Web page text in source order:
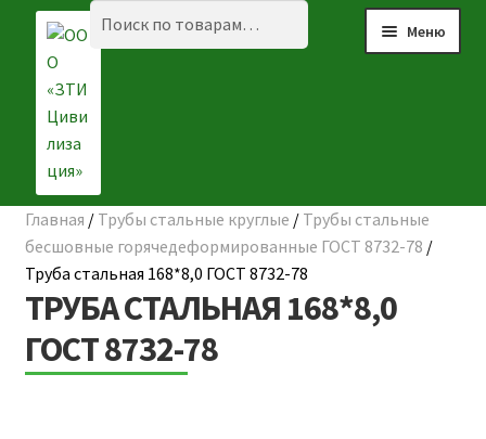
Перейти
навигации
Перейти
содержимому
Искать:
Поиск
Меню
☰ КАТАЛОГ
ГЛАВНАЯ
О КОМПАНИИ
Главная / Трубы стальные круглые / Трубы стальные
бесшовные горячедеформированные ГОСТ 8732-78 /
Труба стальная 168*8,0 ГОСТ 8732-78
ТРУБА СТАЛЬНАЯ 168*8,0
ГОСТ 8732-78